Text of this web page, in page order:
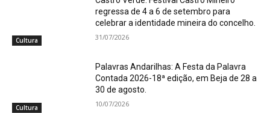
Cultura
regressa de 4 a 6 de setembro para
celebrar a identidade mineira do concelho.
31/07/2026
Cultura
Palavras Andarilhas: A Festa da Palavra
Contada 2026-18ª edição, em Beja de 28 a
30 de agosto.
10/07/2026